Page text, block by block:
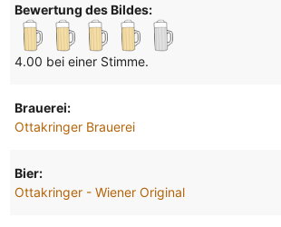
Bewertung des Bildes:
4.00 bei einer Stimme.
Brauerei:
Ottakringer Brauerei
Bier:
Ottakringer - Wiener Original